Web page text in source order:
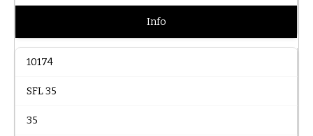
Info
10174
SFL 35
35